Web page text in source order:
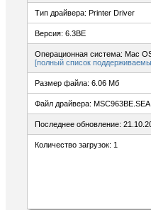
Тип драйвера: Printer Driver
Версия: 6.3BE
Операционная система: Mac
[полный список
Размер файла: 6.06 Мб
Файл драйвера:
Последнее обновление:
Количество загрузок: 1